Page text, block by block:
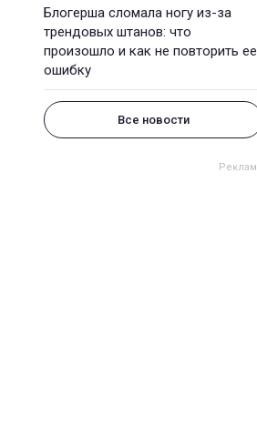
Блогерша сломала ногу из-за
трендовых штанов: что
произошло и как не повторить ее
ошибку
Все новости